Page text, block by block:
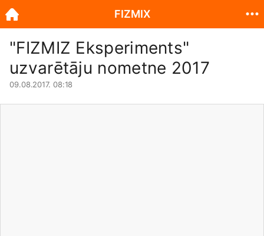
"FIZMIZ Eksperiments"
uzvarētāju nometne 2017
09.08.2017. 08:18
FIZMIX